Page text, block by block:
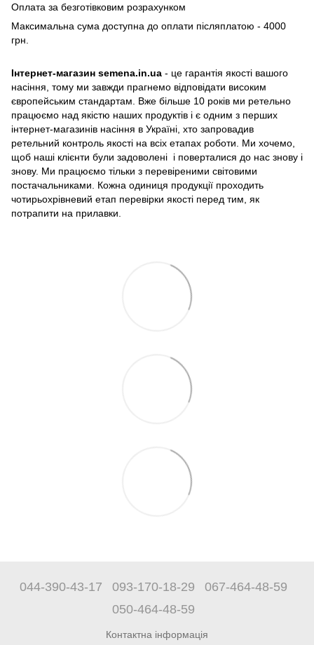
Оплата за безготівковим розрахунком
Максимальна сума доступна до оплати післяплатою - 4000
грн.
Інтернет-магазин semena.in.ua - це гарантія якості вашого
насіння, тому ми завжди прагнемо відповідати високим
європейським стандартам. Вже більше 10 років ми ретельно
працюємо над якістю наших продуктів і є одним з перших
інтернет-магазинів насіння в Україні, хто запровадив
ретельний контроль якості на всіх етапах роботи. Ми хочемо,
щоб наші клієнти були задоволені і поверталися до нас знову і
знову. Ми працюємо тільки з перевіреними світовими
постачальниками. Кожна одиниця продукції проходить
чотирьохрівневий етап перевірки якості перед тим, як
потрапити на прилавки.
044-390-43-17 093-170-18-29
067-464-48-59
050-464-48-59
Контактна інформація